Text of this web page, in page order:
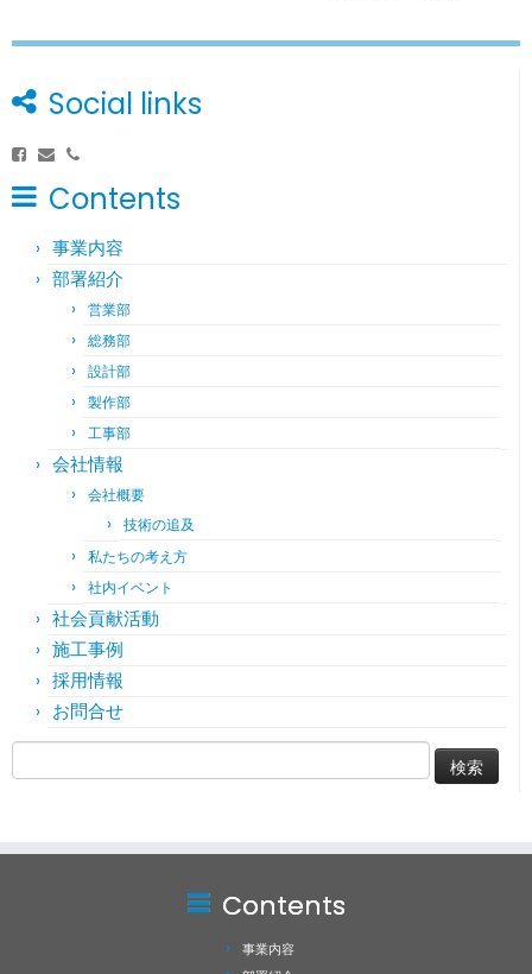
Social links
Contents
事業内容
部署紹介
営業部
総務部
設計部
製作部
工事部
会社情報
会社概要
技術の追及
私たちの考え方
社内イベント
社会貢献活動
施工事例
採用情報
お問合せ
索:
Contents
事業内容